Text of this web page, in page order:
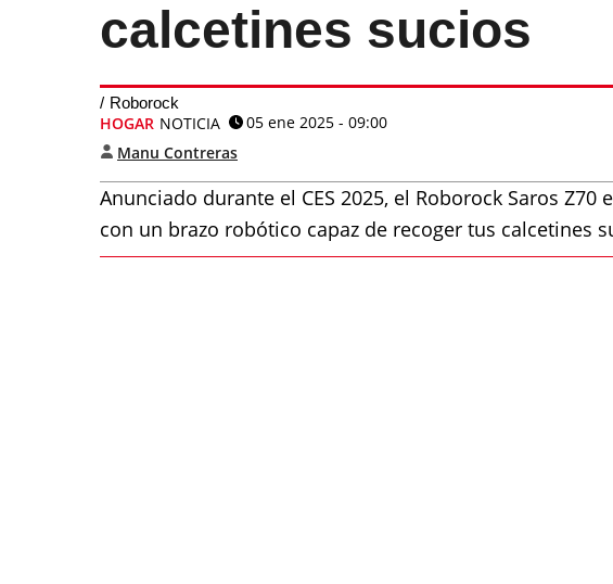
calcetines sucios
Roborock
HOGAR NOTICIA
05 ene 2025 - 09:00
Manu Contreras
Anunciado durante el CES 2025, el Roborock Saros
con un brazo robótico capaz de recoger tus calcetines